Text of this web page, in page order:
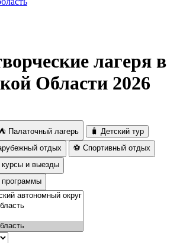
лагеря в
Области 2026
Палаточный лагерь
🧳 Детский тур
отдых
⚽ Спортивный отдых
и выезды